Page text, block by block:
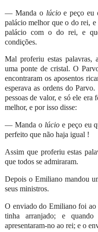
— Manda o lúcioe peço eu
palácio melhor que o do rei,
palácio com o do rei, e
condições.
Mal proferiu estas palavras,
uma ponte de cristal. O
encontraram os aposentos
esperava as ordens do
pessoas de valor, e só ele era
melhor, e por isso disse:
— Manda o lúcioe peço eu
perfeito que não haja igual !
Assim que proferiu estas
que todos se admiraram.
Depois o Emiliano mandou
seus ministros.
O enviado do Emiliano foi ao
tinha arranjado; e
apresentaram-no ao rei; e o